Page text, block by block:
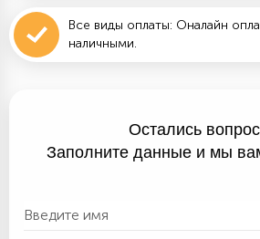
Все виды оплаты: Оналайн
наличными.
Остались
Заполните данные и мы